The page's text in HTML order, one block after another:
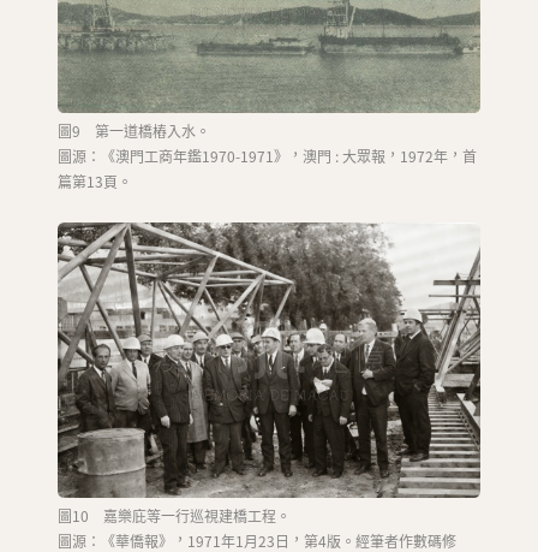
圖9 第一道橋樁入水。
圖源：《澳門工商年鑑1970-1971》，澳門 : 大眾報，1972年，首
篇第13頁。
圖10 嘉樂庇等一行巡視建橋工程。
圖源：《華僑報》，1971年1月23日，第4版。經筆者作數碼修